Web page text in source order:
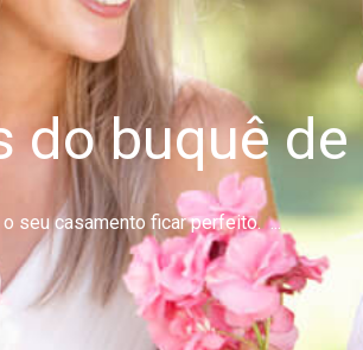
do buquê
seu casamento ficar perfeito. ...